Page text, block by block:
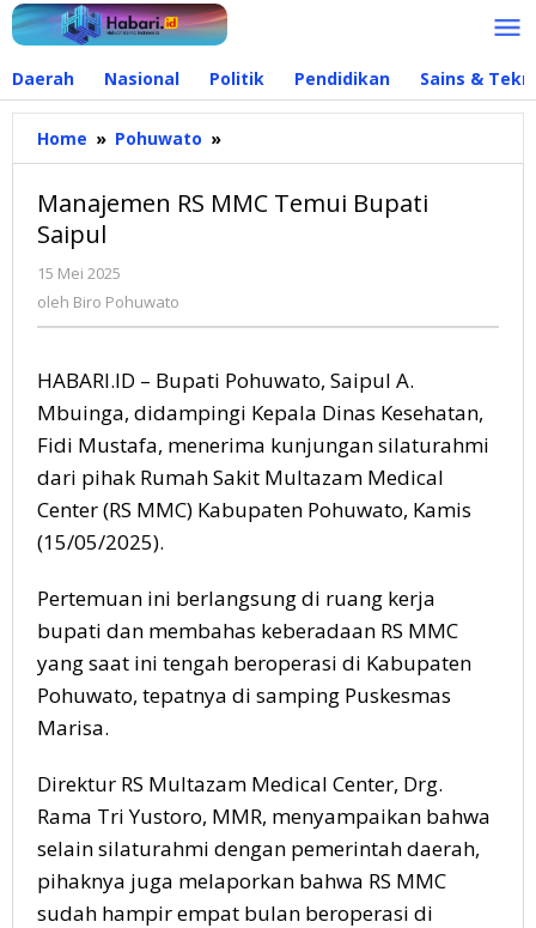
Lewati
ke
Daerah Nasional Politik Pendidikan Sains &
Home » Pohuwato »
RS
Temui
Manajemen RS MMC Temui Bupati
Saipul
15 Mei 2025
Biro
oleh Biro Pohuwato
HABARI.ID – Bupati Pohuwato, Saipul A.
Mbuinga, didampingi Kepala Dinas Kesehatan,
Fidi Mustafa, menerima kunjungan silaturahmi
dari pihak Rumah Sakit Multazam Medical
Center (RS MMC) Kabupaten Pohuwato, Kamis
(15/05/2025).
Pertemuan ini berlangsung di ruang kerja
bupati dan membahas keberadaan RS MMC
yang saat ini tengah beroperasi di Kabupaten
Pohuwato, tepatnya di samping Puskesmas
Marisa.
Direktur RS Multazam Medical Center, Drg.
Rama Tri Yustoro, MMR, menyampaikan bahwa
selain silaturahmi dengan pemerintah daerah,
pihaknya juga melaporkan bahwa RS MMC
sudah hampir empat bulan beroperasi di